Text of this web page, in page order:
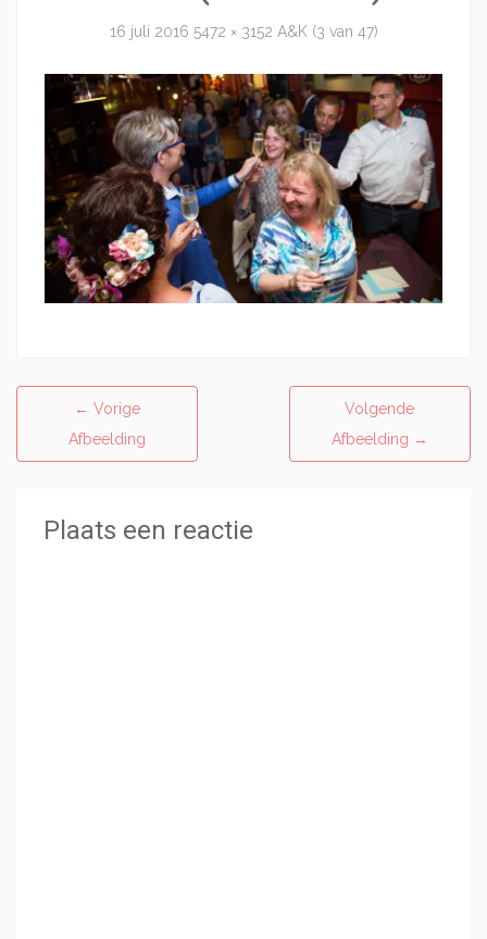
16 juli 2016 5472 × 3152 A&K (3 van 47)
← Vorige
Afbeelding
Volgende
Afbeelding →
Plaats een reactie